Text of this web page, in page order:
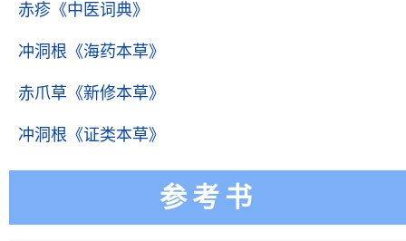
赤疹 《中医词典》
冲洞根 《海药本草》
赤爪草 《新修本草》
冲洞根 《证类本草》
参考书